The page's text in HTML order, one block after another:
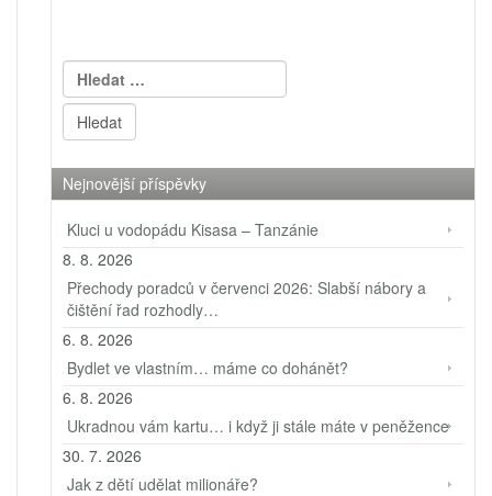
Vyhledávání
Nejnovější příspěvky
Kluci u vodopádu Kisasa – Tanzánie
8. 8. 2026
Přechody poradců v červenci 2026: Slabší nábory a
čištění řad rozhodly…
6. 8. 2026
Bydlet ve vlastním… máme co dohánět?
6. 8. 2026
Ukradnou vám kartu… i když ji stále máte v peněžence
30. 7. 2026
Jak z dětí udělat milionáře?